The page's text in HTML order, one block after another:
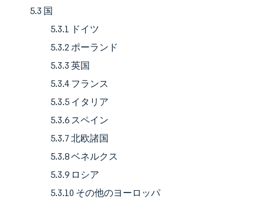
5.3 国
5.3.1 ドイツ
5.3.2 ポーランド
5.3.3 英国
5.3.4 フランス
5.3.5 イタリア
5.3.6 スペイン
5.3.7 北欧諸国
5.3.8 ベネルクス
5.3.9 ロシア
5.3.10 その他のヨーロッパ